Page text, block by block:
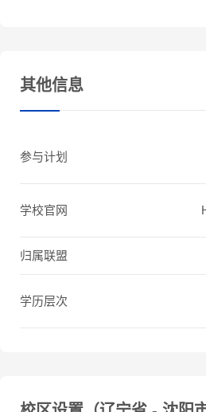
其他信息
参与计划
学校官网
归属联盟
学历层次